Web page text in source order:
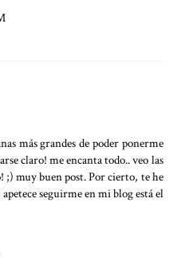
más grandes de poder ponerme
claro! me encanta todo.. veo las
;) muy buen post. Por cierto, te he
seguirme en mi blog está el